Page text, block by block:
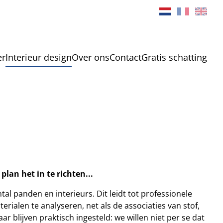
Interieur designOver onsContactGratis schatting
plan het in te richten...
panden en interieurs. Dit leidt tot professionele
te analyseren, net als de associaties van stof,
blijven praktisch ingesteld: we willen niet per se dat